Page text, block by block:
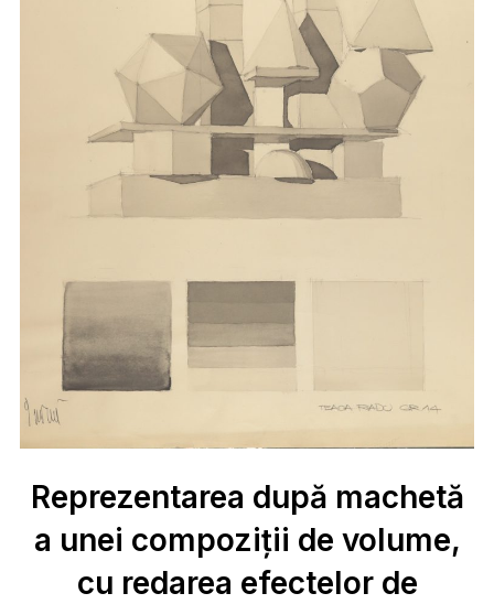
Reprezentarea după machetă
a unei compoziții de volume,
cu redarea efectelor de